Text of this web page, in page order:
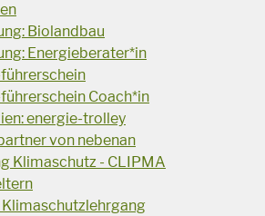
Biolandbau
Energieberater*in
Coach*in
energie-trolley
von nebenan
Klimaschutz - CLIPMA
Klimaschutzlehrgang